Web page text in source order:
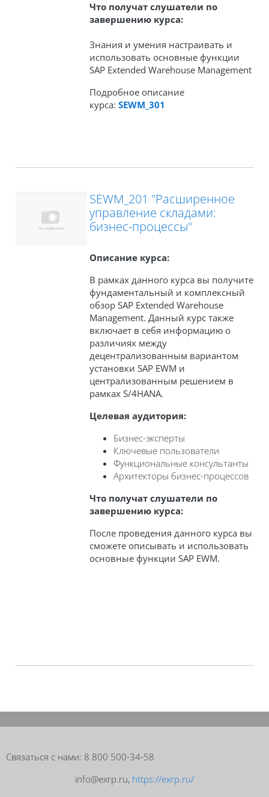
Что получат слушатели по
завершению курса:
Знания и умения настраивать и
использовать основные функции
SAP Extended Warehouse Management
Подробное описание
курса: SEWM_301
SEWM_201 "Расширенное
управление складами:
бизнес-процессы"
Описание курса:
В рамках данного курса вы получите
фундаментальный и комплексный
обзор SAP Extended Warehouse
Management. Данный курс также
включает в себя информацию о
различиях между
децентрализованным вариантом
установки SAP EWM и
централизованным решением в
рамках S/4HANA.
Целевая аудитория:
Бизнес-эксперты
Ключевые пользователи
Функциональные консультанты
Архитекторы бизнес-процессов
Что получат слушатели по
завершению курса:
После проведения данного курса вы
сможете описывать и использовать
основные функции SAP EWM.
Связаться с нами: 8 800 500-34-58
info@exrp.ru, https://exrp.ru/